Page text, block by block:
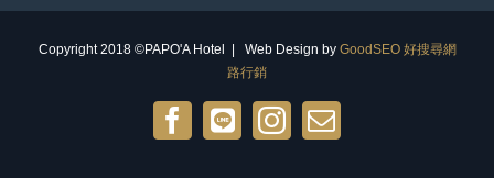
Copyright 2018 ©PAPO'A Hotel | Web Design by GoodSEO 好搜尋網
路行銷
Facebook
Line@Instagram
Email